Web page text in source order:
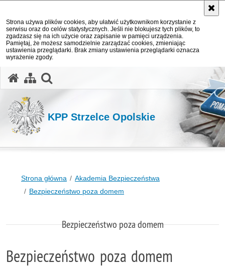
Strona używa plików cookies, aby ułatwić użytkownikom korzystanie z
serwisu oraz do celów statystycznych. Jeśli nie blokujesz tych plików, to
zgadzasz się na ich użycie oraz zapisanie w pamięci urządzenia.
Pamiętaj, że możesz samodzielnie zarządzać cookies, zmieniając
ustawienia przeglądarki. Brak zmiany ustawienia przeglądarki oznacza
wyrażenie zgody.
KPP Strzelce Opolskie
Strona główna
Akademia Bezpieczeństwa
Bezpieczeństwo poza domem
Bezpieczeństwo poza domem
Bezpieczeństwo poza domem